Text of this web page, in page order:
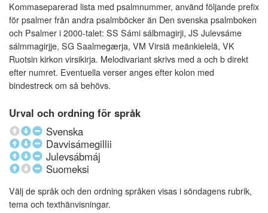
Kommaseparerad lista med psalmnummer, använd följande prefix
för psalmer från andra psalmböcker än Den svenska psalmboken
och Psalmer i 2000-talet: SS Sámi sálbmagirji, JS Julevsáme
sálmmagirjje, SG Saalmegærja, VM Virsiä meänkielelä, VK
Ruotsin kirkon virsikirja. Melodivariant skrivs med a och b direkt
efter numret. Eventuella verser anges efter kolon med
bindestreck om så behövs.
Urval och ordning för språk
Svenska
Davvisámegillii
Julevsábmáj
Suomeksi
Välj de språk och den ordning språken visas i söndagens rubrik,
tema och texthänvisningar.